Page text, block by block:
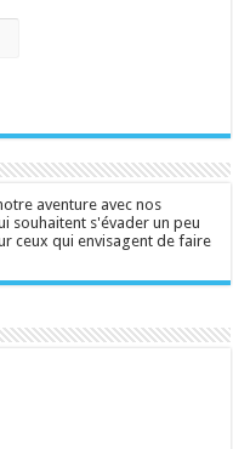
aventure avec nos
souhaitent s'évader un peu
ceux qui envisagent de faire